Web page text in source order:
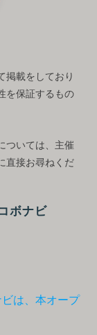
掲載をしており
を保証するもの
ついては、主催
直接お尋ねくだ
ボナビ
は、本オープ